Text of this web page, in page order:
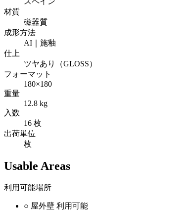
材質
磁器質
成形方法
AI｜施釉
仕上
ツヤあり（GLOSS）
フォーマット
180×180
重量
12.8 kg
入数
16 枚
出荷単位
枚
Usable Areas
利用可能場所
○ 屋外壁 利用可能